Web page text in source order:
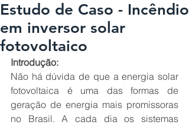
Estudo de Caso - Incêndio
em inversor solar
fotovoltaico
Introdução:
Não há dúvida de que a energia solar
fotovoltaica é uma das formas de
geração de energia mais promissoras
no Brasil. A cada dia os sistemas